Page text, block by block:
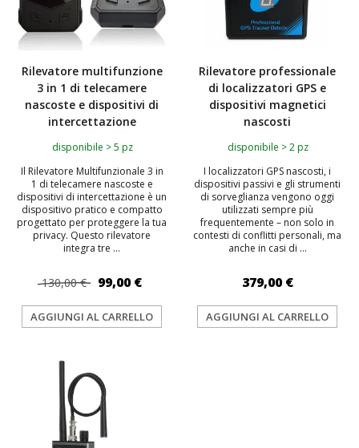
Rilevatore multifunzione
3 in 1 di telecamere
nascoste e dispositivi di
intercettazione
disponibile > 5 pz
Il Rilevatore Multifunzionale 3 in
1 di telecamere nascoste e
dispositivi di intercettazione è un
dispositivo pratico e compatto
progettato per proteggere la tua
privacy. Questo rilevatore
integra tre ...
130,00 € 99,00 €
AGGIUNGI AL CARRELLO
Rilevatore professionale
di localizzatori GPS e
dispositivi magnetici
nascosti
disponibile > 2 pz
I localizzatori GPS nascosti, i
dispositivi passivi e gli strumenti
di sorveglianza vengono oggi
utilizzati sempre più
frequentemente – non solo in
contesti di conflitti personali, ma
anche in casi di ...
379,00 €
AGGIUNGI AL CARRELLO